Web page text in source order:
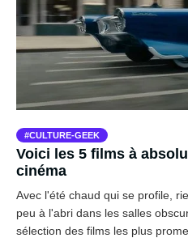
CULTURE-GEEK
Voici les 5 films à
cinéma
Avec l'été chaud qui se profile,
peu à l'abri dans les salles
sélection des films les plus